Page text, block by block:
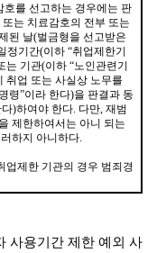
를 선고하는 경우에는 판
또는 치료감호의 전부 또는
된 날(벌금형을 선고받은
정기간(이하“취업제한기
는 기관(이하“노인관련기
취업 또는 사실상 노무를
령”이라 한다)을 판결과 동
다)하여야 한다. 다만,재범
제한하여서는 아니 되는
하지 아니하다.
업제한 기관의 경우 범죄경
사용기간 제한 예외 사